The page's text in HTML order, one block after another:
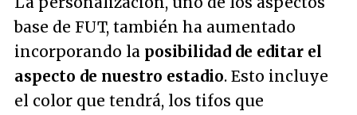
base de FUT, también ha aumentado
incorporando la posibilidad de editar el
aspecto de nuestro estadio. Esto incluye
el color que tendrá, los tifos que